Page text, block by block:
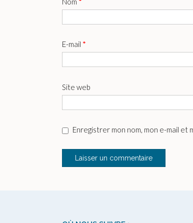
E-mail *
Site web
Enregistrer mon nom, mon e-mail et